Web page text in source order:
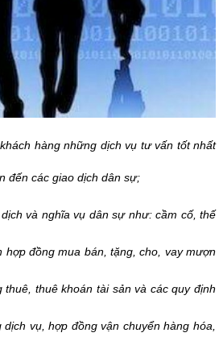
hàng những dịch vụ tư vấn tốt nhất
đến các giao dịch dân sự;
và nghĩa vụ dân sự như: cầm cố, thế
đồng mua bán, tặng, cho, vay mượn
thuê khoán tài sản và các quy định
vụ, hợp đồng vận chuyển hàng hóa,